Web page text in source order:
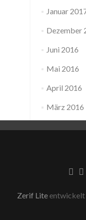
Januar
Dezember
Juni 2016
Mai 2016
April 2016
März 2016
Zerif Lite entwickelt